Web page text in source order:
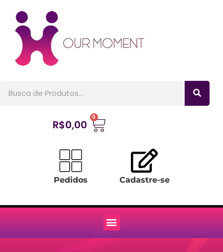
R$0,00
0
Pedidos Cadastre-se